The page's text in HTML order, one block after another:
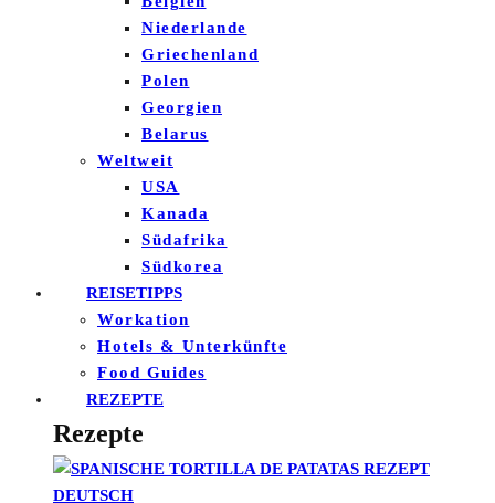
Niederlande
Griechenland
Polen
Georgien
Belarus
Weltweit
USA
Kanada
Südafrika
Südkorea
REISETIPPS
Workation
Hotels & Unterkünfte
Food Guides
REZEPTE
Rezepte